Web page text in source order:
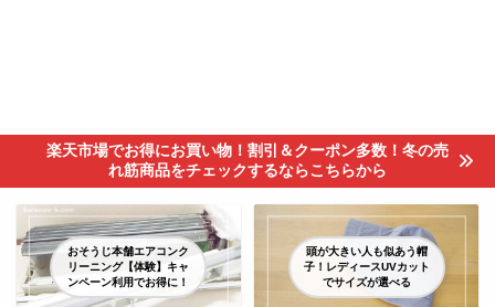
楽天市場でお得にお買い物！割引＆クーポン多数！冬の売
れ筋商品をチェックするならこちらから
おそうじ本舗エアコンク
リーニング【体験】キャ
ンペーン利用でお得に！
頭が大きい人も似あう帽
子！レディースUVカット
でサイズが選べる